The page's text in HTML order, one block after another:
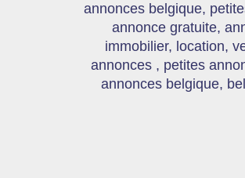
annonces belgique,
annonce gratuite,
immobilier, location,
annonces , petites
annonces belgique,